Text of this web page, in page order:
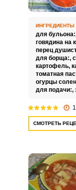
ИНГРЕДИЕНТЫ
для
говядина на
перец
для борща:,
картофель,
томатная
огурцы
для подачи:,
СМОТРЕТЬ